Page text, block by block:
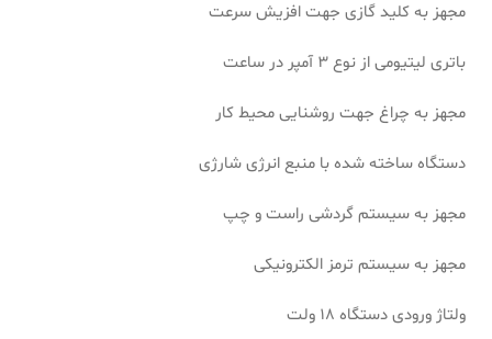
مجهز به کلید گازی جهت افزیش سرعت
باتری لیتیومی از نوع 3 آمپر در ساعت
مجهز به چراغ جهت روشنایی محیط کار
دستگاه ساخته شده با منبع انرژی شارژی
مجهز به سیستم گردشی راست و چپ
مجهز به سیستم ترمز الکترونیکی
ولتاژ ورودی دستگاه 18 ولت